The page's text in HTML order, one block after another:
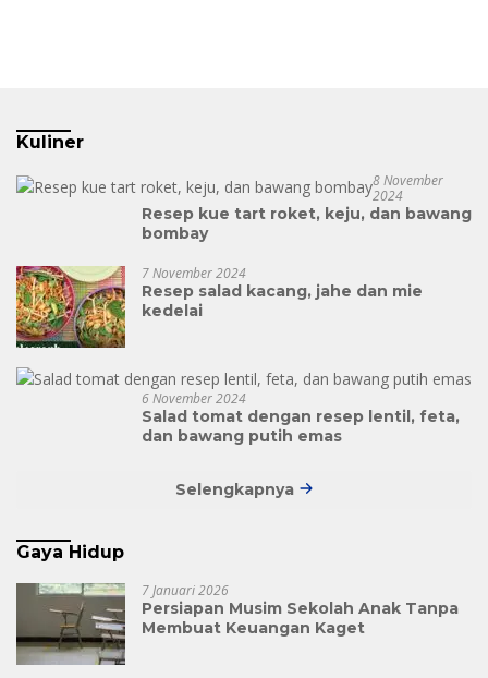
Kuliner
8 November
2024
Resep kue tart roket, keju, dan bawang
bombay
7 November 2024
Resep salad kacang, jahe dan mie
kedelai
6 November 2024
Salad tomat dengan resep lentil, feta,
dan bawang putih emas
Selengkapnya
Gaya Hidup
7 Januari 2026
Persiapan Musim Sekolah Anak Tanpa
Membuat Keuangan Kaget